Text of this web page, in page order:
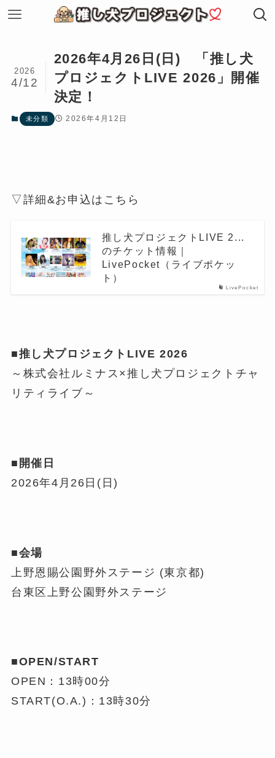
2026年4月26日(日) 「推し犬
プロジェクトLIVE 2026」開催
決定！
2026
4/12
未分類 2026年4月12日
▽詳細&お申込はこちら
LivePocket
推し犬プロジェクトLIVE 2...
のチケット情報｜
LivePocket（ライブポケッ
ト）
■推し犬プロジェクトLIVE 2026
～株式会社ルミナス×推し犬プロジェクトチャ
リティライブ～
■開催日
2026年4月26日(日)
■会場
上野恩賜公園野外ステージ (東京都)
台東区上野公園野外ステージ
■OPEN/START
OPEN：13時00分
START(O.A.)：13時30分